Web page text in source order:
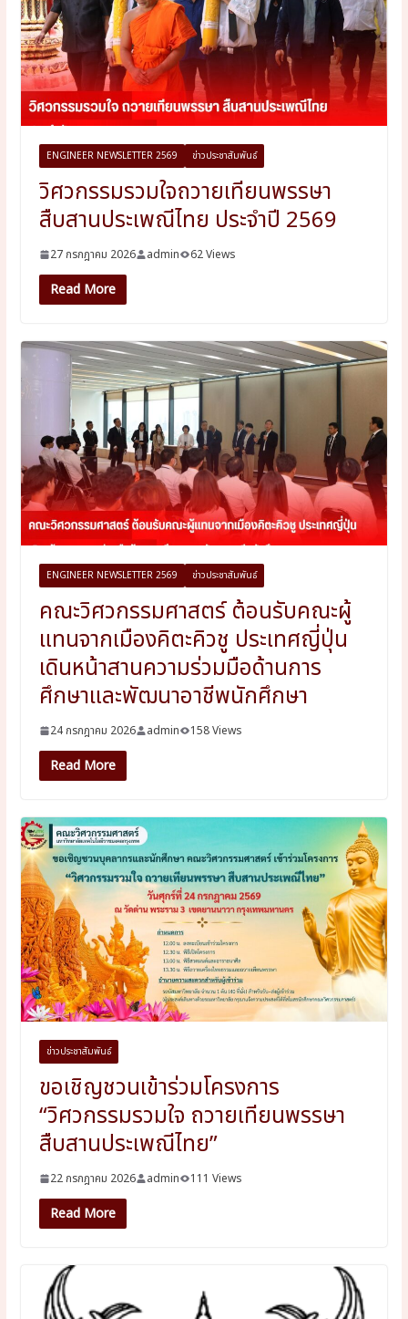
ENGINEER NEWSLETTER 2569 ข่าวประชาสัมพันธ์
วิศวกรรมรวมใจถวายเทียนพรรษา
สืบสานประเพณีไทย ประจำปี 2569
27 กรกฎาคม 2026 admin 62 Views
Read More
ENGINEER NEWSLETTER 2569 ข่าวประชาสัมพันธ์
คณะวิศวกรรมศาสตร์ ต้อนรับคณะผู้
แทนจากเมืองคิตะคิวชู ประเทศญี่ปุ่น
เดินหน้าสานความร่วมมือด้านการ
ศึกษาและพัฒนาอาชีพนักศึกษา
24 กรกฎาคม 2026 admin 158 Views
Read More
ข่าวประชาสัมพันธ์
ขอเชิญชวนเข้าร่วมโครงการ
“วิศวกรรมรวมใจ ถวายเทียนพรรษา
สืบสานประเพณีไทย”
22 กรกฎาคม 2026 admin 111 Views
Read More